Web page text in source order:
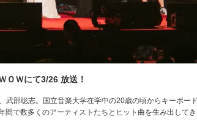
Ｗにて3/26 放送！
部聡志。国立音楽大学在学中の20歳の頃からキーボード
で数多くのアーティストたちとヒット曲を生み出してき